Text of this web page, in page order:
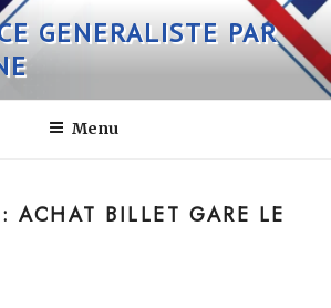
GENERALISTE PAR
Menu
:ACHAT BILLET GARE LE